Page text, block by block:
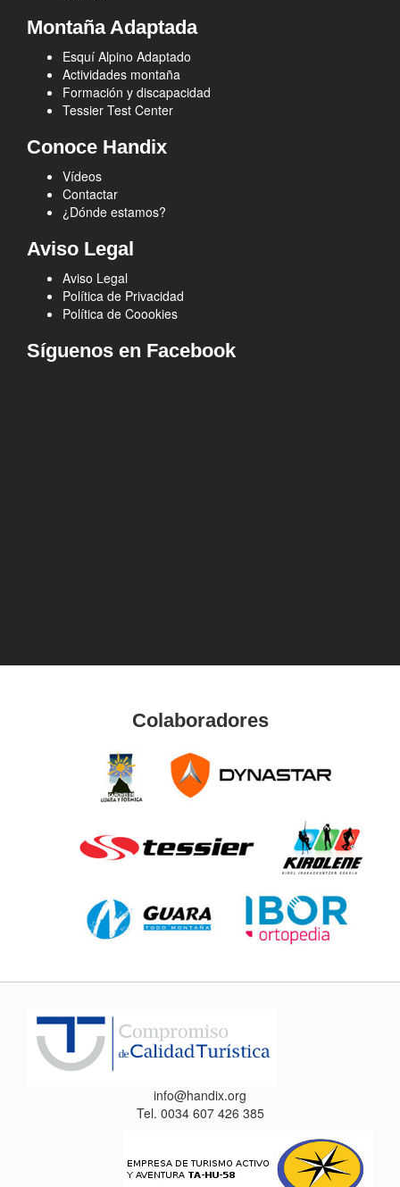
Montaña Adaptada
Esquí Alpino Adaptado
Actividades montaña
Formación y discapacidad
Tessier Test Center
Conoce Handix
Vídeos
Contactar
¿Dónde estamos?
Aviso Legal
Aviso Legal
Política de Privacidad
Política de Coookies
Síguenos en Facebook
Colaboradores
info@handix.org
Tel. 0034 607 426 385